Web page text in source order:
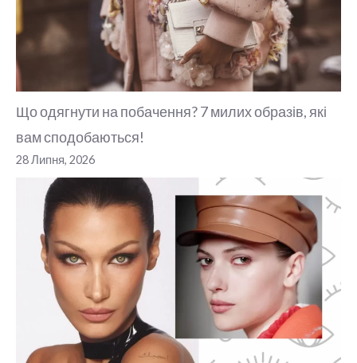
Що одягнути на побачення? 7 милих образів, які
вам сподобаються!
28 Липня, 2026